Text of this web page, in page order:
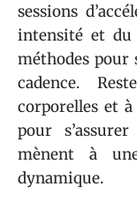
sessions
intensité et du
méthodes
cadence.
corporelles et
pour
mènent à
dynamique.